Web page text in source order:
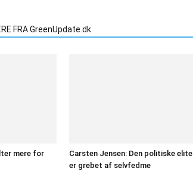
FRA GreenUpdate.dk
mere for
Carsten Jensen: Den politiske elite
er grebet af selvfedme